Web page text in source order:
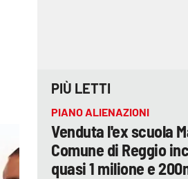
PIÙ LETTI
PIANO ALIENAZIONI
Venduta l'ex scuola
Comune di Reggio
quasi 1 milione e